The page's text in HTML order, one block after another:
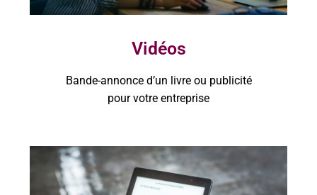
Vidéos
Bande-annonce d’un livre ou publicité
pour votre entreprise